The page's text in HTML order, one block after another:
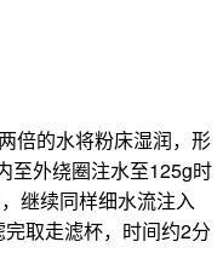
倍的水将粉床湿润，形
至外绕圈注水至125g时
继续同样细水流注入
取走滤杯，时间约2分